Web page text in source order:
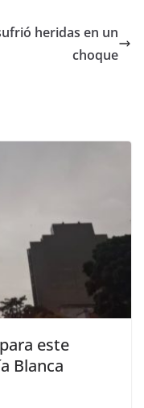
heridas en un
choque
este
Blanca